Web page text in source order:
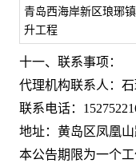
青岛西海岸新区琅琊
升工程
十一、联系事项：
代理机构联系人：
联系电话：
地址：黄岛区凤凰
本公告期限为一个